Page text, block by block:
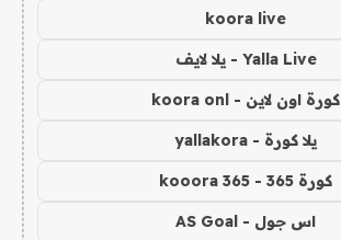
koora live
Yalla Live - يلا لايف
كورة اون لاين - koora onl
يلا كورة - yallakora
كورة 365 - kooora 365
اس جول - AS Goal